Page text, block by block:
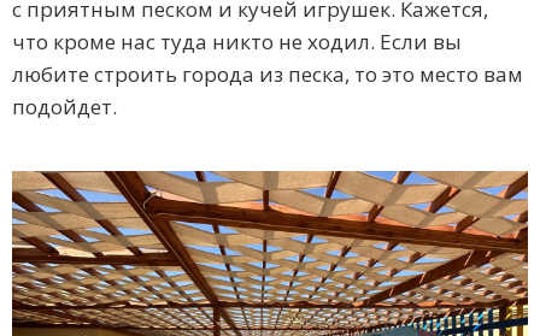
с приятным песком и кучей игрушек. Кажется,
что кроме нас туда никто не ходил. Если вы
любите строить города из песка, то это место вам
подойдет.